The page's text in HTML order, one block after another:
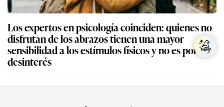
Los expertos en psicología coinciden: quienes no
disfrutan de los abrazos tienen una mayor
sensibilidad a los estímulos físicos y no es por
desinterés